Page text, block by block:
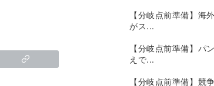
【分岐点前準備】海
がス...
【分岐点前準備】パ
えで...
【分岐点前準備】競